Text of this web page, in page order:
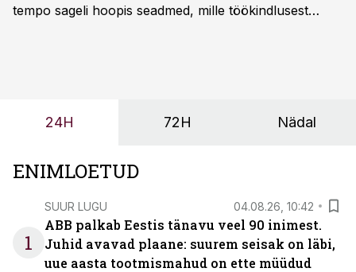
tempo sageli hoopis seadmed, mille töökindlusest
24H 72H Nädal
ENIMLOETUD
1
SUUR LUGU 04.08.26, 10:42
ABB palkab Eestis tänavu veel 90 inimest.
Juhid avavad plaane: suurem seisak on läbi,
uue aasta tootmismahud on ette müüdud